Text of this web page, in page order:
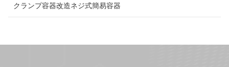
クランプ容器改造ネジ式簡易容器